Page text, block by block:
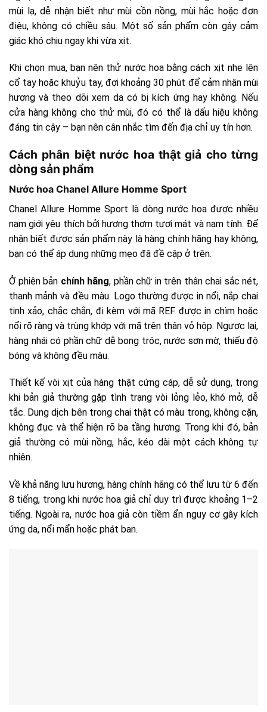
mùi lạ, dễ nhận biết như mùi cồn nồng, mùi hắc hoặc đơn
điệu, không có chiều sâu. Một số sản phẩm còn gây cảm
giác khó chịu ngay khi vừa xịt.
Khi chọn mua, bạn nên thử nước hoa bằng cách xịt nhẹ lên
cổ tay hoặc khuỷu tay, đợi khoảng 30 phút để cảm nhận mùi
hương và theo dõi xem da có bị kích ứng hay không. Nếu
cửa hàng không cho thử mùi, đó có thể là dấu hiệu không
đáng tin cậy – bạn nên cân nhắc tìm đến địa chỉ uy tín hơn.
Cách phân biệt nước hoa thật giả cho từng
dòng sản phẩm
Nước hoa Chanel Allure Homme Sport
Chanel Allure Homme Sport là dòng nước hoa được nhiều
nam giới yêu thích bởi hương thơm tươi mát và nam tính. Để
nhận biết được sản phẩm này là hàng chính hãng hay không,
bạn có thể áp dụng những mẹo đã đề cập ở trên.
Ở phiên bản chính hãng, phần chữ in trên thân chai sắc nét,
thanh mảnh và đều màu. Logo thường được in nổi, nắp chai
tinh xảo, chắc chắn, đi kèm với mã REF được in chìm hoặc
nổi rõ ràng và trùng khớp với mã trên thân vỏ hộp. Ngược lại,
hàng nhái có phần chữ dễ bong tróc, nước sơn mờ, thiếu độ
bóng và không đều màu.
Thiết kế vòi xịt của hàng thật cứng cáp, dễ sử dụng, trong
khi bản giả thường gặp tình trạng vòi lỏng lẻo, khó mở, dễ
tắc. Dung dịch bên trong chai thật có màu trong, không cặn,
không đục và thể hiện rõ ba tầng hương. Trong khi đó, bản
giả thường có mùi nồng, hắc, kéo dài một cách không tự
nhiên.
Về khả năng lưu hương, hàng chính hãng có thể lưu từ 6 đến
8 tiếng, trong khi nước hoa giả chỉ duy trì được khoảng 1–2
tiếng. Ngoài ra, nước hoa giả còn tiềm ẩn nguy cơ gây kích
ứng da, nổi mẩn hoặc phát ban.